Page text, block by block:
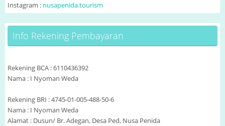
Instagram : nusapenida.tourism
Info Rekening Pembayaran
Rekening BCA : 6110436392
Nama : I Nyoman Weda
Rekening BRI : 4745-01-005-488-50-6
Nama : I Nyoman Weda
Alamat : Dusun/ Br. Adegan, Desa Ped, Nusa Penida